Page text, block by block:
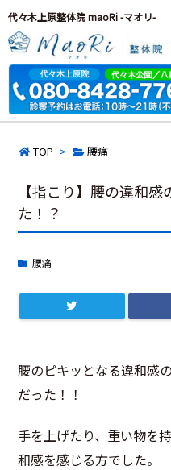
代々木上原整体院 maoRi -マオリ-
TOP > 腰痛
【指こり】腰の違和
た！？
腰痛
腰のピキッとなる違和感
だった！！
手を上げたり、重い物を
和感を感じる方でした。